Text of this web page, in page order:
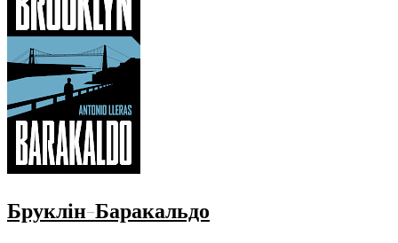
Бруклін-Баракальдо